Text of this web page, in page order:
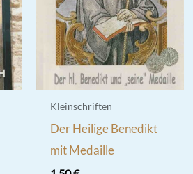
Kleinschriften
Der Heilige Benedikt
mit Medaille